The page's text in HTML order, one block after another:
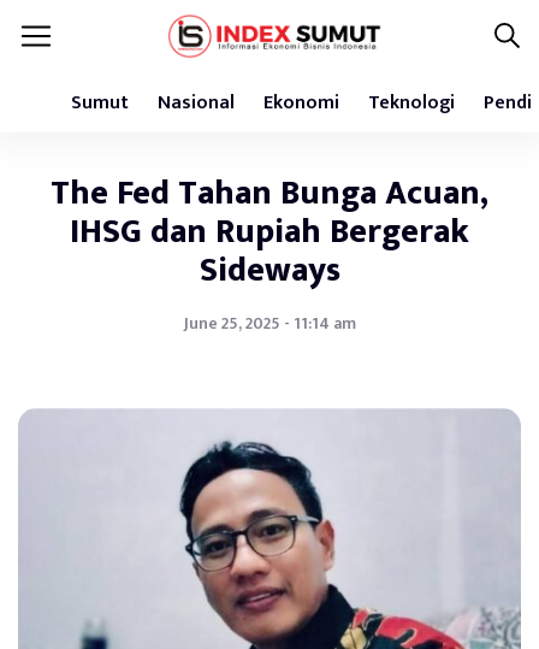
Sumut Nasional Ekonomi Teknologi
The Fed Tahan Bunga Acuan,
IHSG dan Rupiah Bergerak
Sideways
June 25, 2025 - 11:14 am